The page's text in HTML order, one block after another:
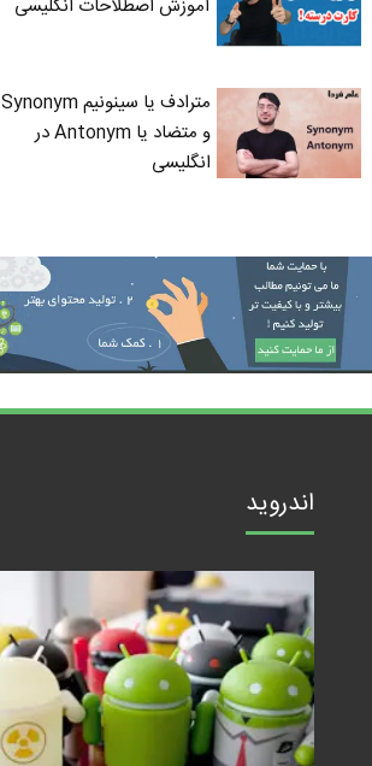
آموزش اصطلاحات انگلیسی
مترادف یا سینونیم Synonym
و متضاد یا Antonym در
انگلیسی
اندروید